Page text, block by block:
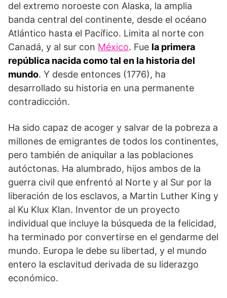
del extremo noroeste con Alaska, la amplia
banda central del continente, desde el océano
Atlántico hasta el Pacífico. Limita al norte con
Canadá, y al sur con México. Fue la primera
república nacida como tal en la historia del
mundo. Y desde entonces (1776), ha
desarrollado su historia en una permanente
contradicción.
Ha sido capaz de acoger y salvar de la pobreza a
millones de emigrantes de todos los continentes,
pero también de aniquilar a las poblaciones
autóctonas. Ha alumbrado, hijos ambos de la
guerra civil que enfrentó al Norte y al Sur por la
liberación de los esclavos, a Martin Luther King y
al Ku Klux Klan. Inventor de un proyecto
individual que incluye la búsqueda de la felicidad,
ha terminado por convertirse en el gendarme del
mundo. Europa le debe su libertad, y el mundo
entero la esclavitud derivada de su liderazgo
económico.